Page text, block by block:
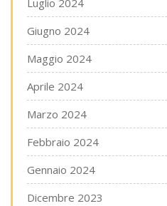
Luglio 2024
Giugno 2024
Maggio 2024
Aprile 2024
Marzo 2024
Febbraio 2024
Gennaio 2024
Dicembre 2023